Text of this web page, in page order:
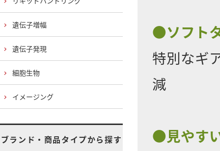
●ソフト
特別なギ
減
●見やす
遺伝子増幅
遺伝子発現
細胞生物
イメージング
ブランド・商品タイプから探す